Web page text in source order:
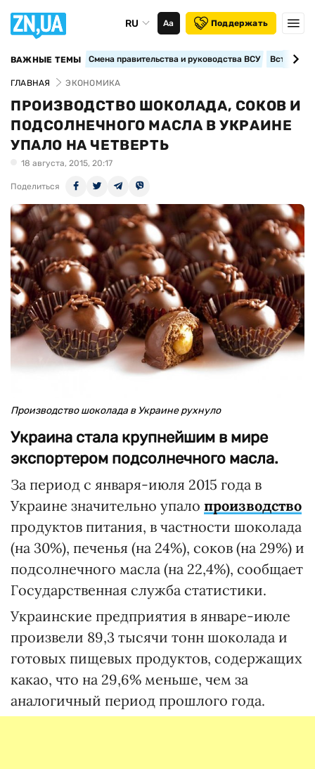
RU Аа Поддержать
ВАЖНЫЕ ТЕМЫ Смена правительства и руководства ВСУ
ГЛАВНАЯ ЭКОНОМИКА
ПРОИЗВОДСТВО ШОКОЛАДА, СОКОВ И
ПОДСОЛНЕЧНОГО МАСЛА В УКРАИНЕ
УПАЛО НА ЧЕТВЕРТЬ
18 августа, 2015, 20:17
Поделиться
Производство шоколада в Украине рухнуло
Украина стала крупнейшим в мире
экспортером подсолнечного масла.
За период с января-июля 2015 года в
Украине значительно упало производство
продуктов питания, в частности шоколада
(на 30%), печенья (на 24%), соков (на 29%) и
подсолнечного масла (на 22,4%), сообщает
Государственная служба статистики.
Украинские предприятия в январе-июле
произвели 89,3 тысячи тонн шоколада и
готовых пищевых продуктов, содержащих
какао, что на 29,6% меньше, чем за
аналогичный период прошлого года.